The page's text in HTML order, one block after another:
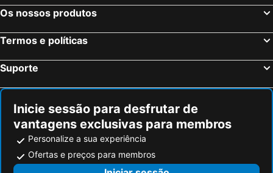
Os nossos produtos
Termos e políticas
Suporte
Inicie sessão para desfrutar de
vantagens exclusivas para membros
Personalize a sua experiência
Ofertas e preços para membros